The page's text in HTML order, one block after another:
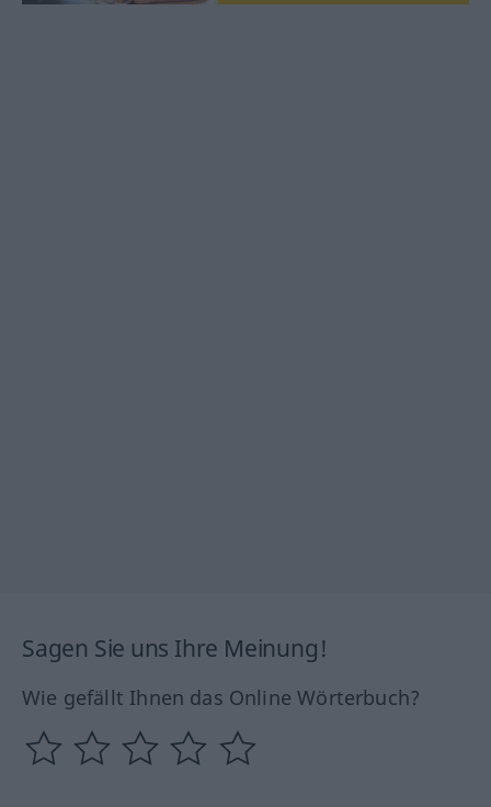
Sagen Sie uns Ihre Meinung!
Wie gefällt Ihnen das Online Wörterbuch?